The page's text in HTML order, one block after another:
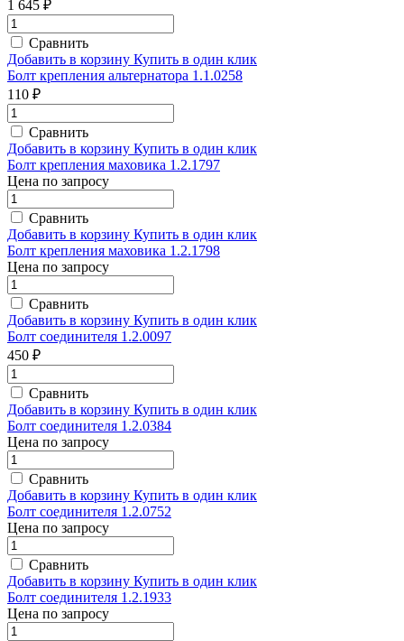
1 645 ₽
Сравнить
Добавить в корзину Купить в один клик
Болт крепления альтернатора 1.1.0258
110 ₽
Сравнить
Добавить в корзину Купить в один клик
Болт крепления маховика 1.2.1797
Цена по запросу
Сравнить
Добавить в корзину Купить в один клик
Болт крепления маховика 1.2.1798
Цена по запросу
Сравнить
Добавить в корзину Купить в один клик
Болт соединителя 1.2.0097
450 ₽
Сравнить
Добавить в корзину Купить в один клик
Болт соединителя 1.2.0384
Цена по запросу
Сравнить
Добавить в корзину Купить в один клик
Болт соединителя 1.2.0752
Цена по запросу
Сравнить
Добавить в корзину Купить в один клик
Болт соединителя 1.2.1933
Цена по запросу